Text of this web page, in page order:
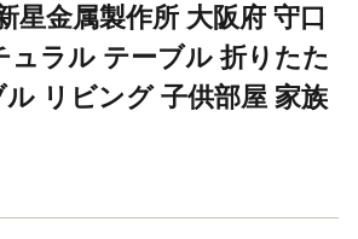
星金属製作所 大阪府 守口
ュラル テーブル 折りたた
リビング 子供部屋 家族